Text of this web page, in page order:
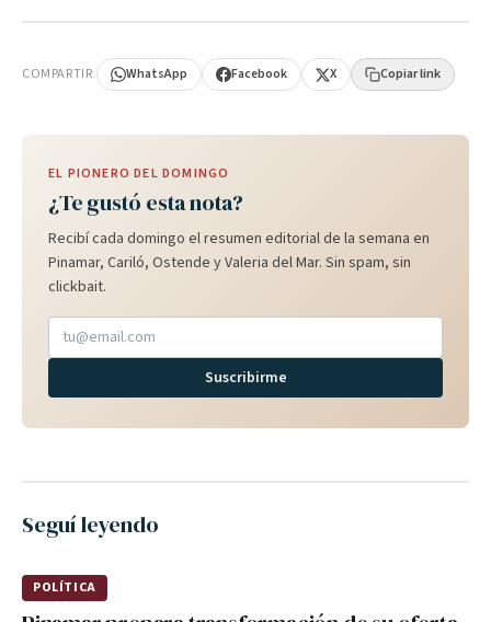
COMPARTIR WhatsApp Facebook X Copiar link
EL PIONERO DEL DOMINGO
¿Te gustó esta nota?
Recibí cada domingo el resumen editorial de la semana en
Pinamar, Cariló, Ostende y Valeria del Mar. Sin spam, sin
clickbait.
Suscribirme
Seguí leyendo
POLÍTICA